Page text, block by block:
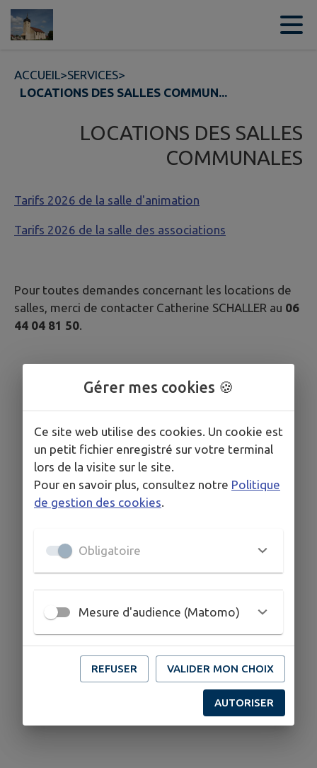
Contenu
ACCUEIL>SERVICES>
LOCATIONS DES SALLES COMMUN...
LOCATIONS DES SALLES
COMMUNALES
Tarifs 2026 de la salle d'animation
Tarifs 2026 de la salle des associations
Pour toutes demandes concernant les locations de
salles, merci de contacter Catherine SCHALLER au 06
44 04 81 50
Gérer mes cookies 🍪
Ce site web utilise des cookies. Un cookie est
un petit fichier enregistré sur votre terminal
lors de la visite sur le site.
Pour en savoir plus, consultez notre Politique
de gestion des cookies
Obligatoire
Mesure d'audience (Matomo)
REFUSER VALIDER MON CHOIX
AUTORISER